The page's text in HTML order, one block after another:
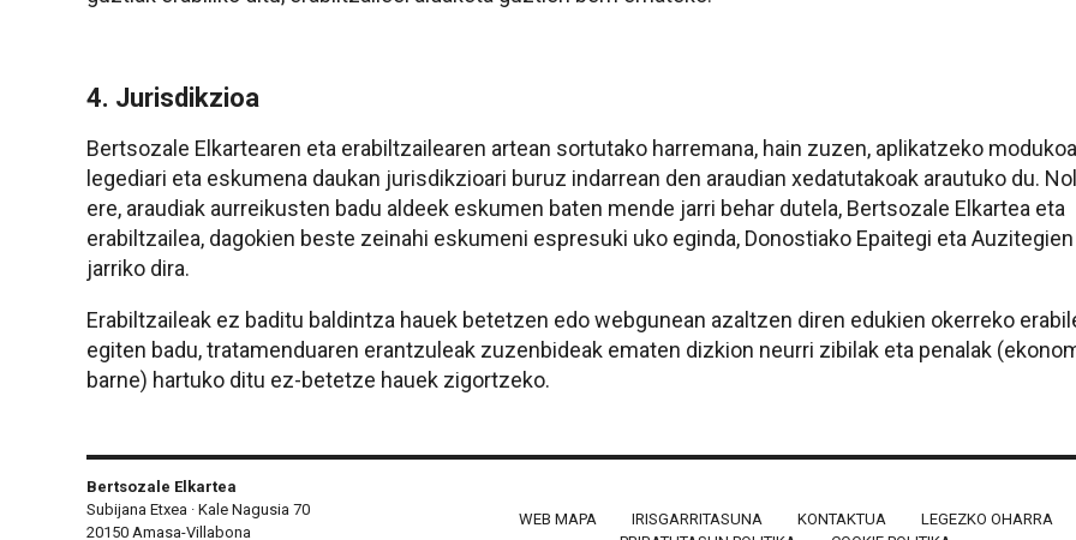
4. Jurisdikzioa
Bertsozale Elkartearen eta erabiltzailearen artean sortutako harremana, hain zuzen, aplikatzeko
legediari eta eskumena daukan jurisdikzioari buruz indarrean den araudian xedatutakoak arautuko du.
ere, araudiak aurreikusten badu aldeek eskumen baten mende jarri behar dutela, Bertsozale Elkartea eta
erabiltzailea, dagokien beste zeinahi eskumeni espresuki uko eginda, Donostiako Epaitegi eta
jarriko dira.
Erabiltzaileak ez baditu baldintza hauek betetzen edo webgunean azaltzen diren edukien okerreko
egiten badu, tratamenduaren erantzuleak zuzenbideak ematen dizkion neurri zibilak eta penalak
barne) hartuko ditu ez-betetze hauek zigortzeko.
Bertsozale Elkartea
Subijana Etxea · Kale Nagusia 70
20150 Amasa-Villabona
WEB MAPA IRISGARRITASUNA KONTAKTUA
LEGEZKO OHARRA